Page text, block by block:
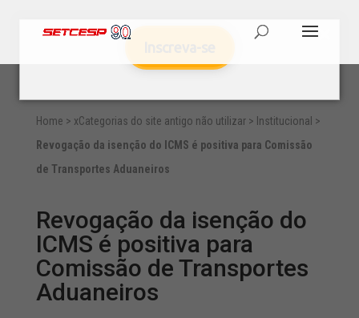
Home > xCategorias do site antigo não utilizar> Institucional >
Revogação da isenção do ICMS é positiva para Comissão
de Transportes Aduaneiros
Revogação da isenção do
ICMS é positiva para
Comissão de Transportes
Aduaneiros